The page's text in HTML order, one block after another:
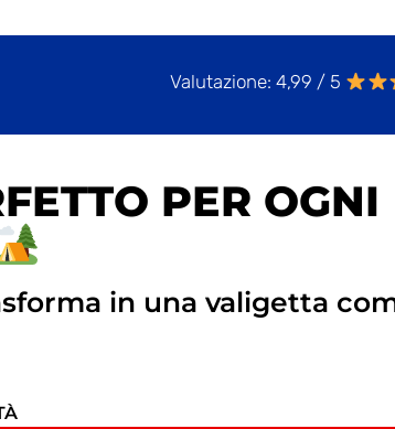
Valutazione: 4,99 / 5
PER OGNI
in una valigetta